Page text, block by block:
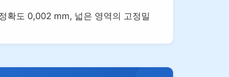
확도 0,002 mm, 넓은 영역의 고정밀